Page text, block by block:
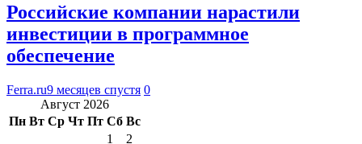
Российские компании нарастили
инвестиции в программное
обеспечение
Ferra.ru9 месяцев спустя 0
Август 2026
Пн Вт Ср Чт Пт Сб Вс
1
2